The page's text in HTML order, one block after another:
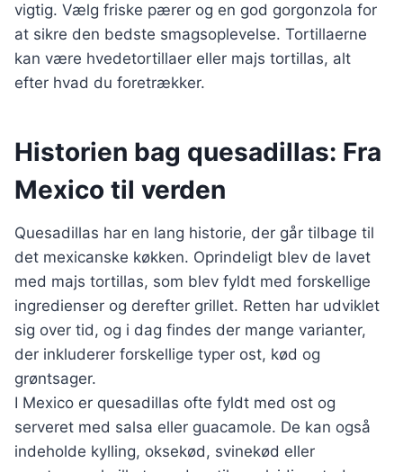
vigtig. Vælg friske pærer og en god gorgonzola for
at sikre den bedste smagsoplevelse. Tortillaerne
kan være hvedetortillaer eller majs tortillas, alt
efter hvad du foretrækker.
Historien bag quesadillas: Fra
Mexico til verden
Quesadillas har en lang historie, der går tilbage til
det mexicanske køkken. Oprindeligt blev de lavet
med majs tortillas, som blev fyldt med forskellige
ingredienser og derefter grillet. Retten har udviklet
sig over tid, og i dag findes der mange varianter,
der inkluderer forskellige typer ost, kød og
grøntsager.
I Mexico er quesadillas ofte fyldt med ost og
serveret med salsa eller guacamole. De kan også
indeholde kylling, oksekød, svinekød eller